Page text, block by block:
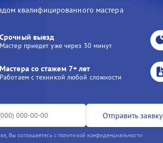
квалифицированного мастера
Срочный выезд
Мастер приедет уже через 30 минут
Мастера со стажем 7+ лет
Работаем с техникой любой сложности
Отправить заявку
Вы соглашаетесь с политикой конфиденциальности